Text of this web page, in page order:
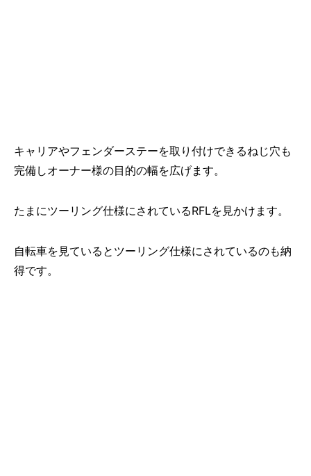
キャリアやフェンダーステーを取り付けできるねじ穴も
完備しオーナー様の目的の幅を広げます。
たまにツーリング仕様にされているRFLを見かけます。
自転車を見ているとツーリング仕様にされているのも納
得です。